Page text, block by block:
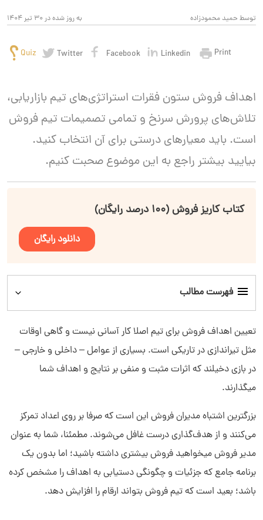
به روز شده در 30 تیر 1404 توسط حمید محمودزاده
Quiz Twitter Facebook Linkedin Print
اهداف فروش ستون فقرات استراتژی‌های تیم بازاریابی،
تلاش‌های پرورش سرنخ و تمامی تصمیمات تیم فروش
است. باید معیارهای درستی برای آن انتخاب کنید.
بیایید بیشتر راجع به این موضوع صحبت کنیم.
کتاب کاریز فروش (۱۰۰ درصد رایگان)
دانلود رایگان
فهرست مطالب
انواع هدف فروش
نحوه تعیین اهداف فروش موثر(مراحل تعیین اهداف فروش)
5 نمونه اهداف فروش
چرا به اهداف فروش خود نمی رسیم؟
چگونه به اهداف فروش خود برسیم؟
تعیین اهداف فروش برای تیم اصلا کار آسانی نیست و گاهی اوقات
مثل تیراندازی در تاریکی است. بسیاری از عوامل – داخلی و خارجی –
در بازی دخیلند که اثرات مثبت و منفی بر نتایج و اهداف شما
میگذارند.
بزرگترین اشتباه مدیران فروش این است که صرفا بر روی اعداد تمرکز
می‌کنند و از هدف‌گذاری درست غافل می‌شوند. مطمئنا، شما به عنوان
مدیر فروش میخواهید فروش بیشتری داشته باشید؛ اما بدون یک
برنامه جامع که جزئیات و چگونگی دستیابی به اهداف را مشخص کرده
باشد؛ بعید است که تیم فروش بتواند ارقام را افزایش دهد.